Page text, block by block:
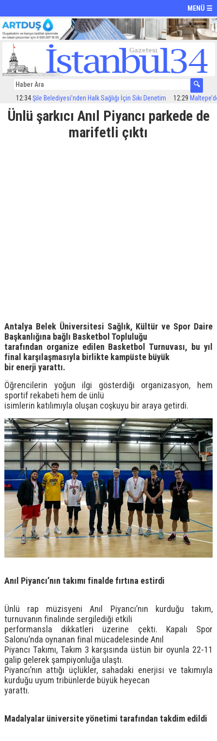
MENÜ ☰
12:34 Şile Belediyesi’nden Halk Sağlığı İçin Sıkı Denetim 12:29 Maltepe’de
Ünlü şarkıcı Anıl Piyancı parkede de
marifetli çıktı
Antalya Belek Üniversitesi Sağlık, Kültür ve Spor Daire
Başkanlığına bağlı Basketbol Topluluğu
tarafından organize edilen Basketbol Turnuvası, bu yıl
final karşılaşmasıyla birlikte kampüste büyük
bir enerji yarattı.
Öğrencilerin yoğun ilgi gösterdiği organizasyon, hem
sportif rekabeti hem de ünlü
isimlerin katılımıyla oluşan coşkuyu bir araya getirdi.
Anıl Piyancı’nın takımı finalde fırtına estirdi
Ünlü rap müzisyeni Anıl Piyancı’nın kurduğu takım,
turnuvanın finalinde sergilediği etkili
performansla dikkatleri üzerine çekti. Kapalı Spor
Salonu’nda oynanan final mücadelesinde Anıl
Piyancı Takımı, Takım 3 karşısında üstün bir oyunla 22-11
galip gelerek şampiyonluğa ulaştı.
Piyancı’nın attığı üçlükler, sahadaki enerjisi ve takımıyla
kurduğu uyum tribünlerde büyük heyecan
yarattı.
Madalyalar üniversite yönetimi tarafından takdim edildi